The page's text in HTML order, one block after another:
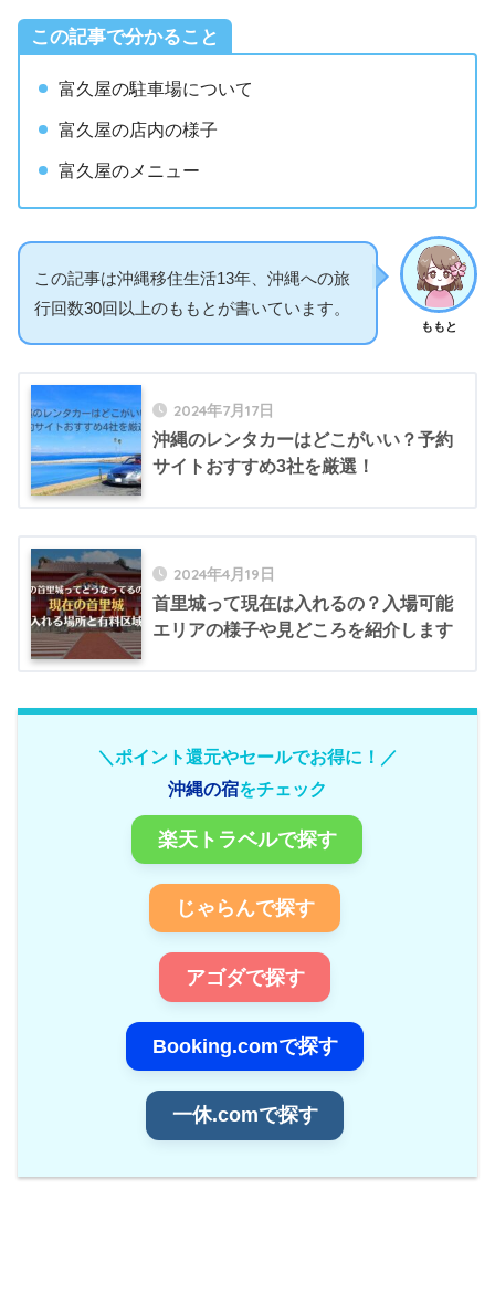
この記事で分かること
富久屋の駐車場について
富久屋の店内の様子
富久屋のメニュー
ももと
この記事は沖縄移住生活13年、沖縄への旅
行回数30回以上のももとが書いています。
2024年7月17日
沖縄のレンタカーはどこがいい？予約
サイトおすすめ3社を厳選！
2024年4月19日
首里城って現在は入れるの？入場可能
エリアの様子や見どころを紹介します
＼ポイント還元やセールでお得に！／
沖縄の宿をチェック
楽天トラベルで探す
じゃらんで探す
アゴダで探す
Booking.comで探す
一休.comで探す